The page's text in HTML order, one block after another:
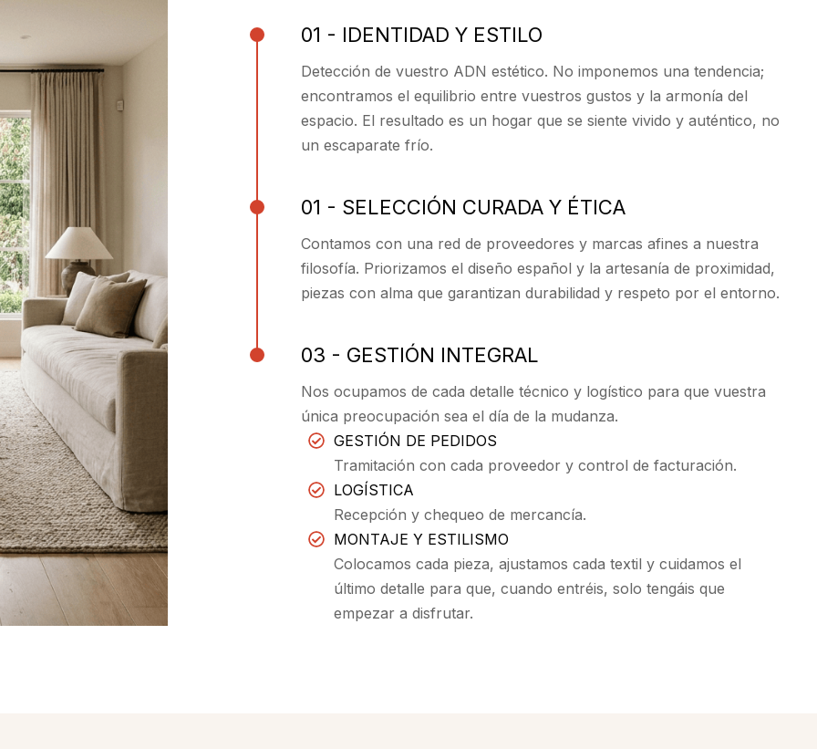
01 - IDENTIDAD Y ESTILO
Detección de vuestro ADN estético. No imponemos una tendencia;
encontramos el equilibrio entre vuestros gustos y la armonía del
espacio. El resultado es un hogar que se siente vivido y auténtico, no
un escaparate frío.
01 - SELECCIÓN CURADA Y ÉTICA
Contamos con una red de proveedores y marcas afines a nuestra
filosofía. Priorizamos el diseño español y la artesanía de proximidad,
piezas con alma que garantizan durabilidad y respeto por el entorno.
03 - GESTIÓN INTEGRAL
Nos ocupamos de cada detalle técnico y logístico para que vuestra
única preocupación sea el día de la mudanza.
GESTIÓN DE PEDIDOS
Tramitación con cada proveedor y control de facturación.
LOGÍSTICA
Recepción y chequeo de mercancía.
MONTAJE Y ESTILISMO
Colocamos cada pieza, ajustamos cada textil y cuidamos el
último detalle para que, cuando entréis, solo tengáis que
empezar a disfrutar.